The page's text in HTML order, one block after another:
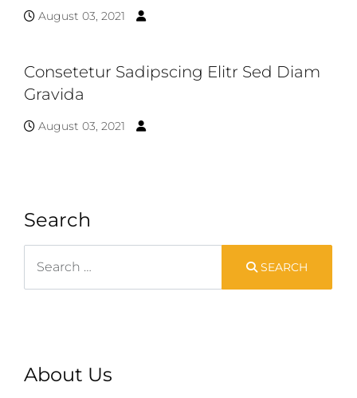
August 03, 2021
Consetetur Sadipscing Elitr Sed Diam
Gravida
August 03, 2021
Search
SEARCH
About Us